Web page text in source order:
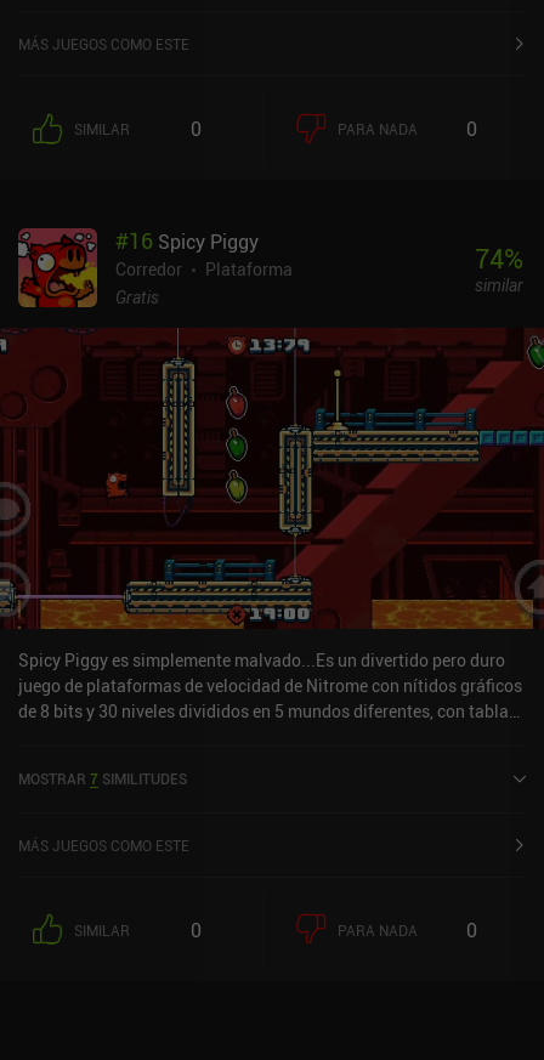
MÁS JUEGOS COMO ESTE
SIMILAR 0 PARA NADA 0
#16 Spicy Piggy
Corredor
Plataforma
Gratis
74%
similar
Spicy Piggy es simplemente malvado...Es un divertido pero duro
juego de plataformas de velocidad de Nitrome con nítidos gráficos
de 8 bits y 30 niveles divididos en 5 mundos diferentes, con tablas
que se pueden eliminar a través de un iAP de 3 $.
MOSTRAR 7 SIMILITUDES
MÁS JUEGOS COMO ESTE
SIMILAR 0 PARA NADA 0